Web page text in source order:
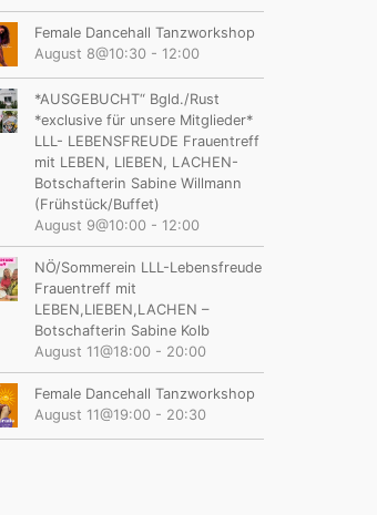
Female Dancehall Tanzworkshop
August 8@10:30- 12:00
*AUSGEBUCHT“ Bgld./Rust
*exclusive für unsere Mitglieder*
LLL- LEBENSFREUDE Frauentreff
mit LEBEN, LIEBEN, LACHEN-
Botschafterin Sabine Willmann
(Frühstück/Buffet)
August 9@10:00- 12:00
NÖ/Sommerein LLL-Lebensfreude
Frauentreff mit
LEBEN,LIEBEN,LACHEN –
Botschafterin Sabine Kolb
August 11@18:00- 20:00
Female Dancehall Tanzworkshop
August 11@19:00- 20:30